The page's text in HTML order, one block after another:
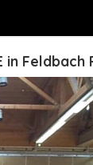
in Feldbach